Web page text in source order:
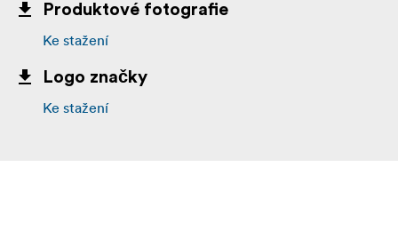
Produktové fotografie
Ke stažení
Logo značky
Ke stažení